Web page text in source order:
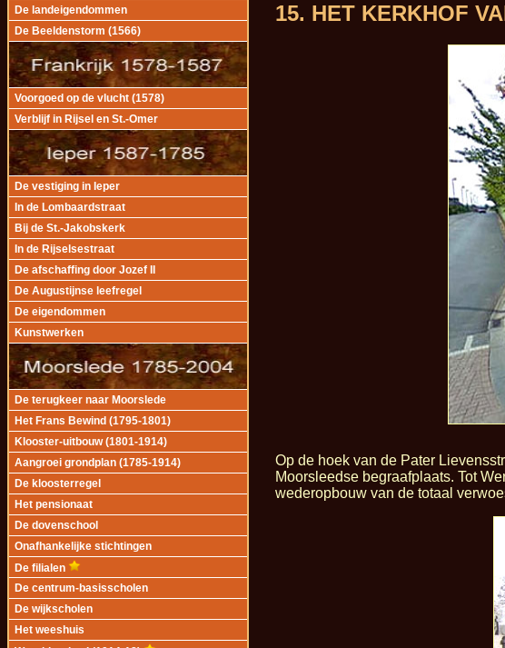
De landeigendommen
De Beeldenstorm (1566)
Voorgoed op de vlucht (1578)
Verblijf in Rijsel en St.-Omer
De vestiging in Ieper
In de Lombaardstraat
Bij de St.-Jakobskerk
In de Rijselsestraat
De afschaffing door Jozef II
De Augustijnse leefregel
De eigendommen
Kunstwerken
De terugkeer naar Moorslede
Het Frans Bewind (1795-1801)
Klooster-uitbouw (1801-1914)
Aangroei grondplan (1785-1914)
De kloosterregel
Het pensionaat
De dovenschool
Onafhankelijke stichtingen
De filialen
De centrum-basisscholen
De wijkscholen
Het weeshuis
15. HET KERKHOF
Op de hoek van de Pater
Moorsleedse begraafplaats. Tot
wederopbouw van de totaal